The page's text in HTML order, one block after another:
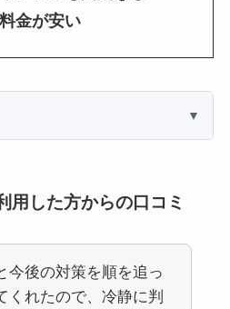
金が安い
用した方からの口コミ
今後の対策を順を追っ
くれたので、冷静に判